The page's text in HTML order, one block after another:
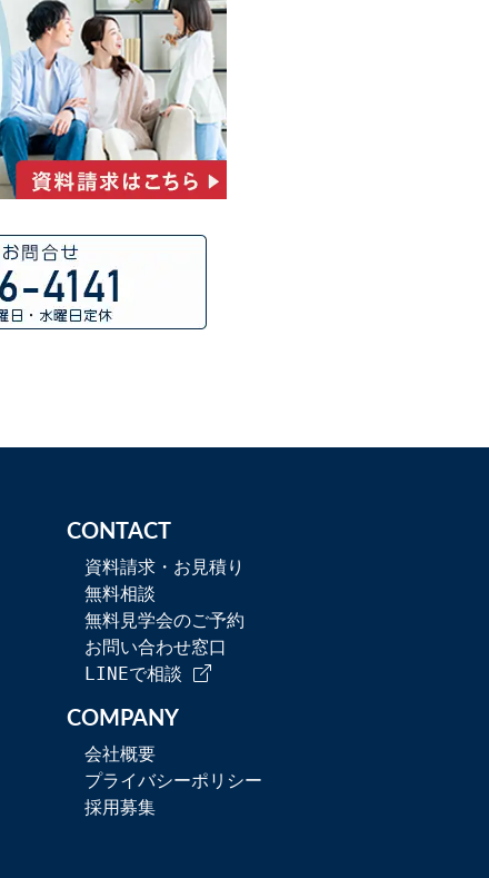
CONTACT
資料請求・お見積り
無料相談
無料見学会のご予約
お問い合わせ窓口
LINEで相談
COMPANY
会社概要
プライバシーポリシー
採用募集